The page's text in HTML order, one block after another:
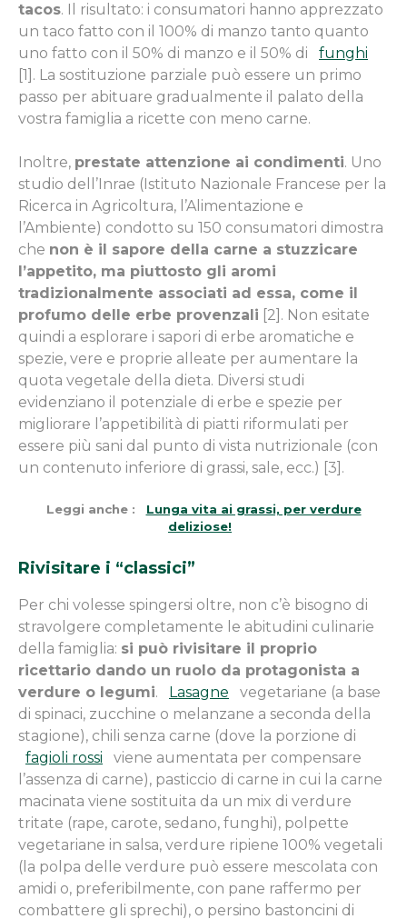
tacos. Il risultato: i consumatori hanno apprezzato
un taco fatto con il 100% di manzo tanto quanto
uno fatto con il 50% di manzo e il 50% di
funghi
[1]. La sostituzione parziale può essere un primo
passo per abituare gradualmente il palato della
vostra famiglia a ricette con meno carne.
Inoltre, prestate attenzione ai condimenti. Uno
studio dell’Inrae (Istituto Nazionale Francese per la
Ricerca in Agricoltura, l’Alimentazione e
l’Ambiente) condotto su 150 consumatori dimostra
che non è il sapore della carne a stuzzicare
l’appetito, ma piuttosto gli aromi
tradizionalmente associati ad essa, come il
profumo delle erbe provenzali [2]. Non esitate
quindi a esplorare i sapori di erbe aromatiche e
spezie, vere e proprie alleate per aumentare la
quota vegetale della dieta. Diversi studi
evidenziano il potenziale di erbe e spezie per
migliorare l’appetibilità di piatti riformulati per
essere più sani dal punto di vista nutrizionale (con
un contenuto inferiore di grassi, sale, ecc.) [3].
Leggi anche :
Lunga vita ai grassi, per verdure
deliziose!
Rivisitare i “classici”
Per chi volesse spingersi oltre, non c’è bisogno di
stravolgere completamente le abitudini culinarie
della famiglia: si può rivisitare il proprio
ricettario dando un ruolo da protagonista a
verdure o legumi. Lasagne
vegetariane (a base
di spinaci, zucchine o melanzane a seconda della
stagione), chili senza carne (dove la porzione di
fagioli rossi
viene aumentata per compensare
l’assenza di carne), pasticcio di carne in cui la carne
macinata viene sostituita da un mix di verdure
tritate (rape, carote, sedano, funghi), polpette
vegetariane in salsa, verdure ripiene 100% vegetali
(la polpa delle verdure può essere mescolata con
amidi o, preferibilmente, con pane raffermo per
combattere gli sprechi), o persino bastoncini di